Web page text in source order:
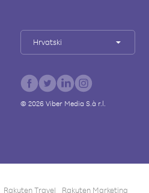
Hrvatski
© 2026Viber Media S.à r.l.
Rakuten Travel Rakuten Marketing